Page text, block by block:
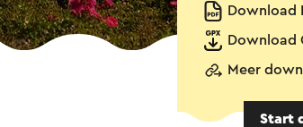
Download
Download
Meer
Start